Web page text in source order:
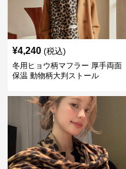
¥4,240 (税込)
冬用ヒョウ柄マフラー 厚手両面
保温 動物柄大判ストール